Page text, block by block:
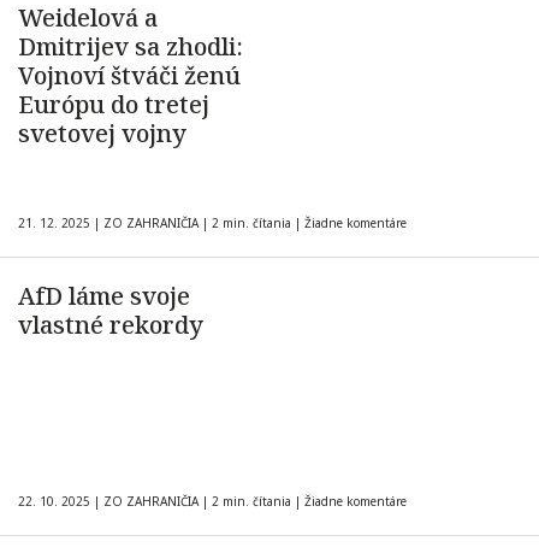
Weidelová a
Dmitrijev sa zhodli:
Vojnoví štváči ženú
Európu do tretej
svetovej vojny
21. 12. 2025 | ZO ZAHRANIČIA | 2 min. čítania | Žiadne komentáre
AfD láme svoje
vlastné rekordy
22. 10. 2025 | ZO ZAHRANIČIA | 2 min. čítania | Žiadne komentáre